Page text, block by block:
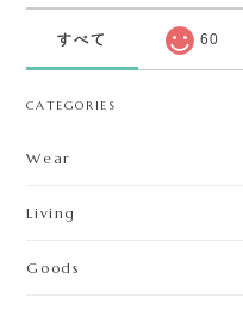
すべて 60
CATEGORIES
Wear
Living
Goods